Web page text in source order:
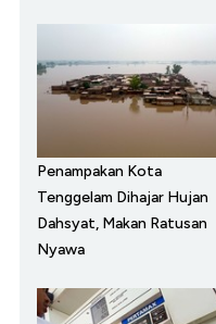
Penampakan Kota
Tenggelam Dihajar Hujan
Dahsyat, Makan Ratusan
Nyawa